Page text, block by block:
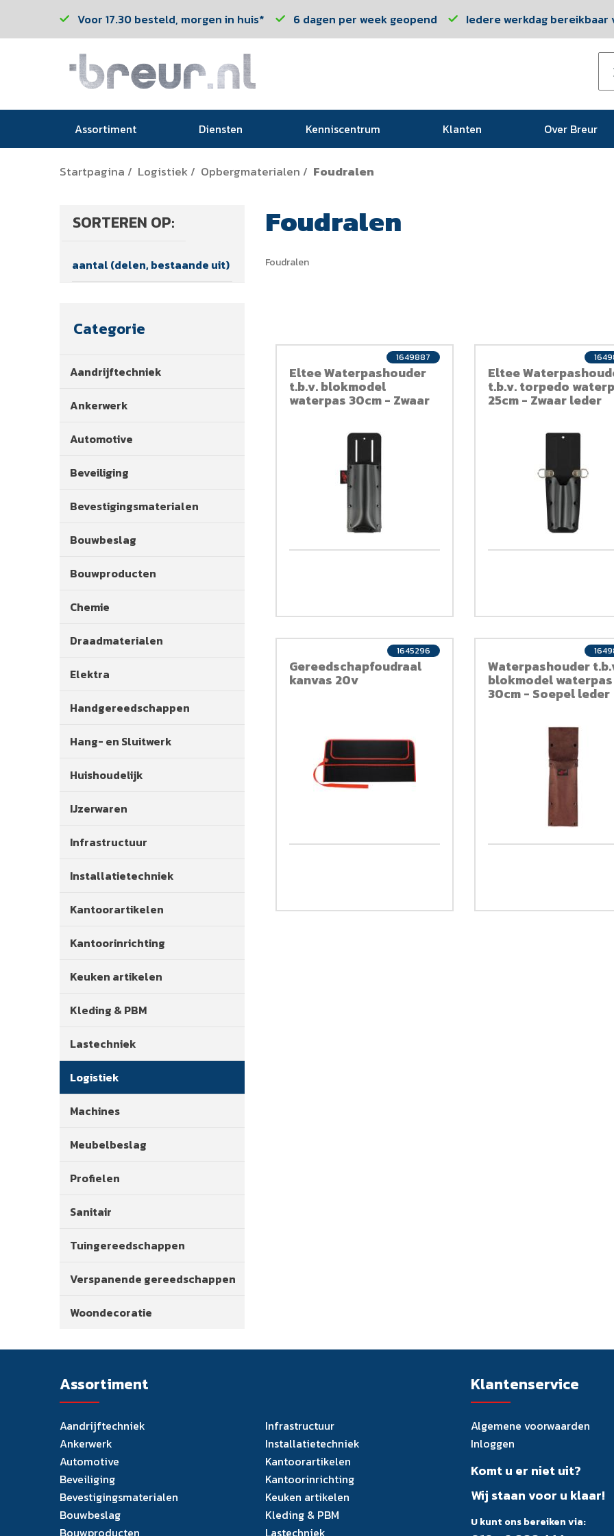
Voor 17.30 besteld, morgen in huis* 6 dagen per week geopend Iedere werkdag bereikbaar
Assortiment Diensten Kenniscentrum Klanten Over Breur
Startpagina / Logistiek / Opbergmaterialen / Foudralen
SORTEREN OP:
aantal (delen, bestaande uit)
Categorie
Aandrijftechniek
Ankerwerk
Automotive
Beveiliging
Bevestigingsmaterialen
Bouwbeslag
Bouwproducten
Chemie
Draadmaterialen
Elektra
Handgereedschappen
Hang- en Sluitwerk
Huishoudelijk
IJzerwaren
Infrastructuur
Installatietechniek
Kantoorartikelen
Kantoorinrichting
Keuken artikelen
Kleding & PBM
Lastechniek
Logistiek
Machines
Meubelbeslag
Profielen
Sanitair
Tuingereedschappen
Verspanende gereedschappen
Woondecoratie
Foudralen
Foudralen
Eltee Waterpashouder
t.b.v. blokmodel
waterpas 30cm - Zwaar
1649887
Eltee
t.b.v. torpedo
25cm - Zwaar leder
Gereedschapfoudraal
kanvas 20v
1645296
Waterpashouder
blokmodel waterpas
30cm - Soepel leder
Assortiment
Aandrijftechniek
Ankerwerk
Automotive
Beveiliging
Bevestigingsmaterialen
Bouwbeslag
Bouwproducten
Infrastructuur
Installatietechniek
Kantoorartikelen
Kantoorinrichting
Keuken artikelen
Kleding & PBM
Lastechniek
Klantenservice
Algemene voorwaarden
Inloggen
Komt u er niet uit?
Wij staan voor u klaar!
U kunt ons bereiken via: